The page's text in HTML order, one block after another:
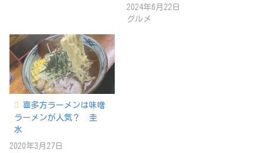
2024年6月22日
グルメ
喜多方ラーメンは味噌
ラーメンが人気？ 圭
水
2020年3月27日